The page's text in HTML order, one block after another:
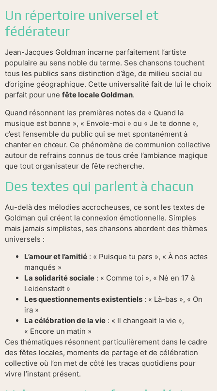
Un répertoire universel et
fédérateur
Jean-Jacques Goldman incarne parfaitement l’artiste
populaire au sens noble du terme. Ses chansons touchent
tous les publics sans distinction d’âge, de milieu social ou
d’origine géographique. Cette universalité fait de lui le choix
parfait pour une fête locale Goldman.
Quand résonnent les premières notes de « Quand la
musique est bonne », « Envole-moi » ou « Je te donne »,
c’est l’ensemble du public qui se met spontanément à
chanter en chœur. Ce phénomène de communion collective
autour de refrains connus de tous crée l’ambiance magique
que tout organisateur de fête recherche.
Des textes qui parlent à chacun
Au-delà des mélodies accrocheuses, ce sont les textes de
Goldman qui créent la connexion émotionnelle. Simples
mais jamais simplistes, ses chansons abordent des thèmes
universels :
L’amour et l’amitié : « Puisque tu pars », « À nos actes
manqués »
La solidarité sociale : « Comme toi », « Né en 17 à
Leidenstadt »
Les questionnements existentiels : « Là-bas », « On
ira »
La célébration de la vie : « Il changeait la vie »,
« Encore un matin »
Ces thématiques résonnent particulièrement dans le cadre
des fêtes locales, moments de partage et de célébration
collective où l’on met de côté les tracas quotidiens pour
vivre l’instant présent.